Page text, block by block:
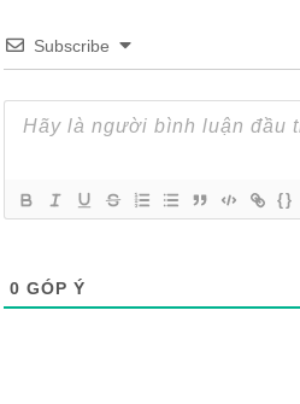
Subscribe
{}
0 GÓP Ý